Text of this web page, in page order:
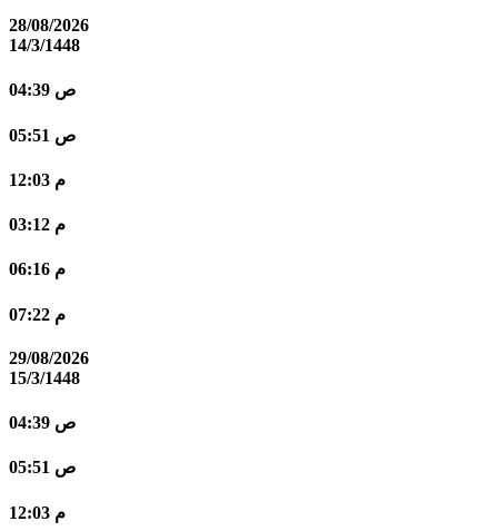
28/08/2026
14/3/1448
04:39 ص
05:51 ص
12:03 م
03:12 م
06:16 م
07:22 م
29/08/2026
15/3/1448
04:39 ص
05:51 ص
12:03 م